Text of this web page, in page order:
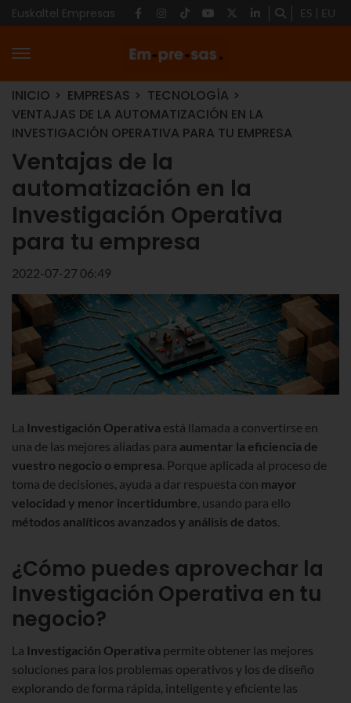
Euskaltel Empresas ES EU
INICIO EMPRESAS
TECNOLOGÍA
VENTAJAS DE LA AUTOMATIZACIÓN EN LA
INVESTIGACIÓN OPERATIVA PARA TU EMPRESA
Ventajas de la
automatización en la
Investigación Operativa
para tu empresa
2022-07-27 06:49
La Investigación Operativa está llamada a convertirse en
una de las mejores aliadas para aumentar la eficiencia de
vuestro negocio o empresa. Porque aplicada al proceso de
toma de decisiones, ayuda a dar respuesta con mayor
velocidad y menor incertidumbre, usando para ello
métodos analíticos avanzados y análisis de datos.
¿Cómo puedes aprovechar la
Investigación Operativa en tu
negocio?
La Investigación Operativa permite obtener las mejores
soluciones para los problemas operativos y los de diseño
explorando de forma rápida, inteligente y eficiente las